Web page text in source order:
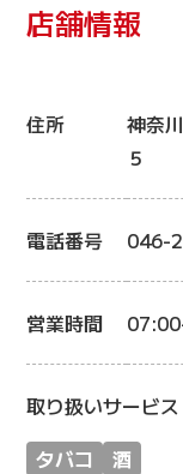
店舗情報
住所
神奈
５
電話番号 046-
営業時間
取り扱いサービス
タバコ
酒